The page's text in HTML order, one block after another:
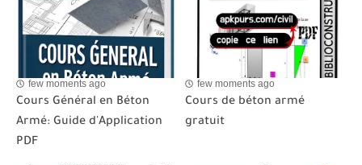
few moments ago
Cours Général en Béton
Armé: Guide d'Application
PDF
few moments ago
Cours de béton armé
gratuit